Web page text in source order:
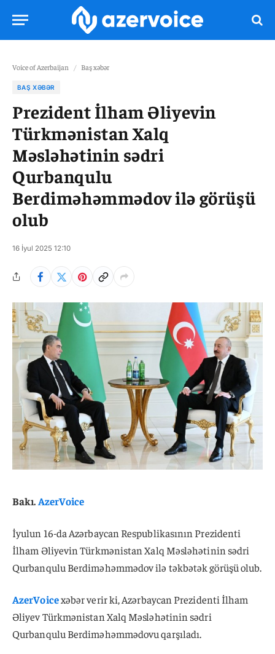
Voice of Azerbaijan / Baş xəbər
BAŞ XƏBƏR
Prezident İlham Əliyevin
Türkmənistan Xalq
Məsləhətinin sədri
Qurbanqulu
Berdiməhəmmədov ilə görüşü
olub
16 İyul 2025 12:10
Bakı.AzerVoice
İyulun 16-da Azərbaycan Respublikasının Prezidenti
İlham Əliyevin Türkmənistan Xalq Məsləhətinin sədri
Qurbanqulu Berdiməhəmmədov ilə təkbətək görüşü olub.
AzerVoicexəbər verir ki, Azərbaycan Prezidenti İlham
Əliyev Türkmənistan Xalq Məsləhətinin sədri
Qurbanqulu Berdiməhəmmədovu qarşıladı.